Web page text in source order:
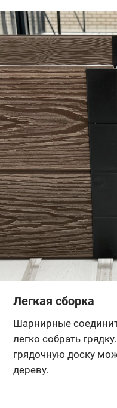
Легкая сборка
Шарнирные
легко собрать
грядочную доску
дереву.